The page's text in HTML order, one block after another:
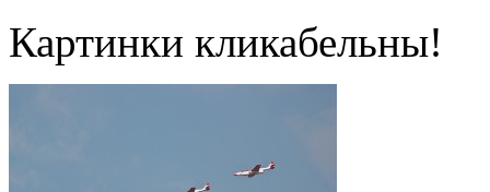
Картинки кликабельны!